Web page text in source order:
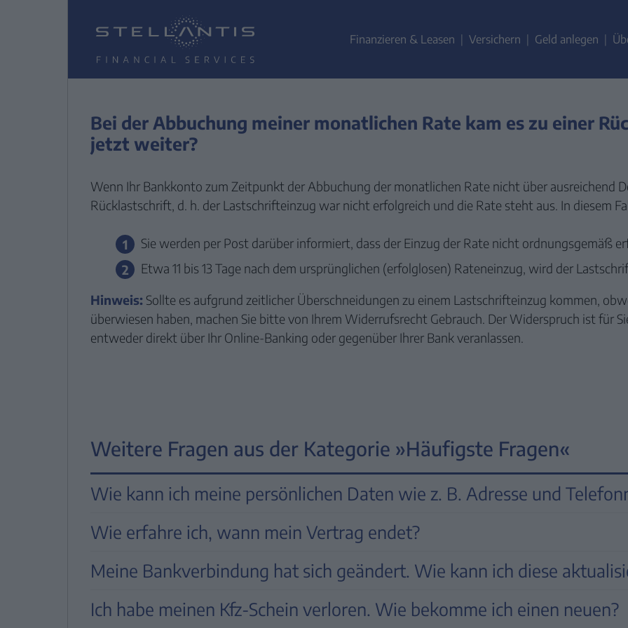
CONTENT
Finanzieren & Leasen Versichern Geld anlegen
Bei der Abbuchung meiner monatlichen Rate kam es zu einer
jetzt weiter?
Wenn Ihr Bankkonto zum Zeitpunkt der Abbuchung der monatlichen Rate nicht über ausreichend
Rücklastschrift, d. h. der Lastschrifteinzug war nicht erfolgreich und die Rate steht aus. In diesem
Sie werden per Post darüber informiert, dass der Einzug der Rate nicht ordnungsgemäß
Etwa 11 bis 13 Tage nach dem ursprünglichen (erfolglosen) Rateneinzug, wird der
Hinweis: Sollte es aufgrund zeitlicher Überschneidungen zu einem Lastschrifteinzug kommen,
überwiesen haben, machen Sie bitte von Ihrem Widerrufsrecht Gebrauch. Der Widerspruch ist für
entweder direkt über Ihr Online-Banking oder gegenüber Ihrer Bank veranlassen.
Weitere Fragen aus der Kategorie »Häufigste Fragen«
Wie kann ich meine persönlichen Daten wie z. B. Adresse und
Sie können Ihre persönlichen Daten wie Meldeadresse oder Telefonnummer bequem in unserem
„MyFinance“ ändern.
Wählen Sie unter „Kontaktaufnahme“ → „Ich möchte meine Anschrift
Adresse ein.
Wie erfahre ich, wann mein Vertrag endet?
Das Ende Ihrer Vertragslaufzeit können Sie bequem in unserem Online-Kundencenter
einsehen. Hier können SieIhre Vertragsdetailsjederzeit nachvollziehen.
Sie haben sich noch nicht in unserem Online-Kundencenter „MyFinance“ registriert?
Meine Bankverbindung hat sich geändert. Wie kann ich diese
Für eine Änderung Ihrer Bankverbindung benötigen wir ein von Ihnen unterzeichnetes, neues
gehen Sie wie folgt vor:
Ich habe meinen Kfz-Schein verloren. Wie bekomme ich einen neuen?